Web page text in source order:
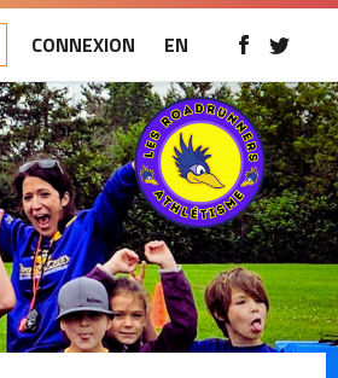
CONNEXION EN